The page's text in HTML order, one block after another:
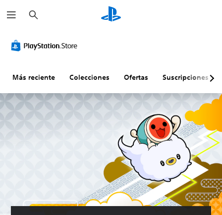
u
s
r
Más reciente Colecciones Ofertas Suscripciones